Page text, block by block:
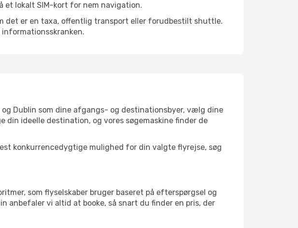
lokalt SIM-kort for nem navigation.
det er en taxa, offentlig transport eller forudbestilt shuttle.
Dublin som dine afgangs- og destinationsbyer, vælg dine
ideelle destination, og vores søgemaskine finder de
konkurrencedygtige mulighed for din valgte flyrejse, søg
som flyselskaber bruger baseret på efterspørgsel og
vi altid at booke, så snart du finder en pris, der